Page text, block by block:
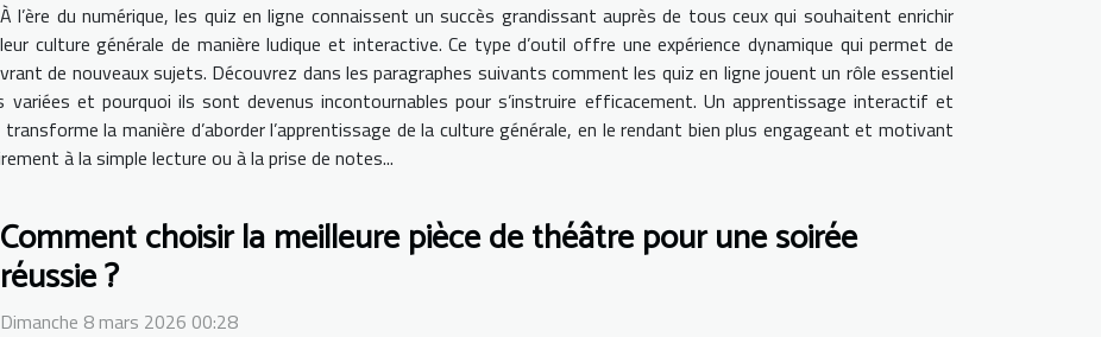
À l’ère du numérique, les quiz en ligne connaissent un succès grandissant auprès de tous ceux qui souhaitent enrichir
leur culture générale de manière ludique et interactive. Ce type d’outil offre une expérience dynamique qui permet de
de nouveaux sujets. Découvrez dans les paragraphes suivants comment les quiz en ligne jouent un rôle essentiel
variées et pourquoi ils sont devenus incontournables pour s’instruire efficacement. Un apprentissage interactif et
la manière d’aborder l’apprentissage de la culture générale, en le rendant bien plus engageant et motivant
à la simple lecture ou à la prise de notes...
Comment choisir la meilleure pièce de théâtre pour une soirée
réussie ?
Dimanche 8 mars 2026 00:28